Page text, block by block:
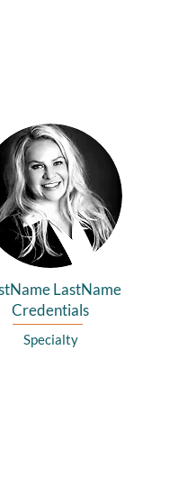
LastName
Credentials
Specialty